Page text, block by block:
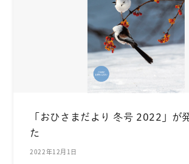
「おひさまだより 冬号 2022」が
た
2022年12月1日